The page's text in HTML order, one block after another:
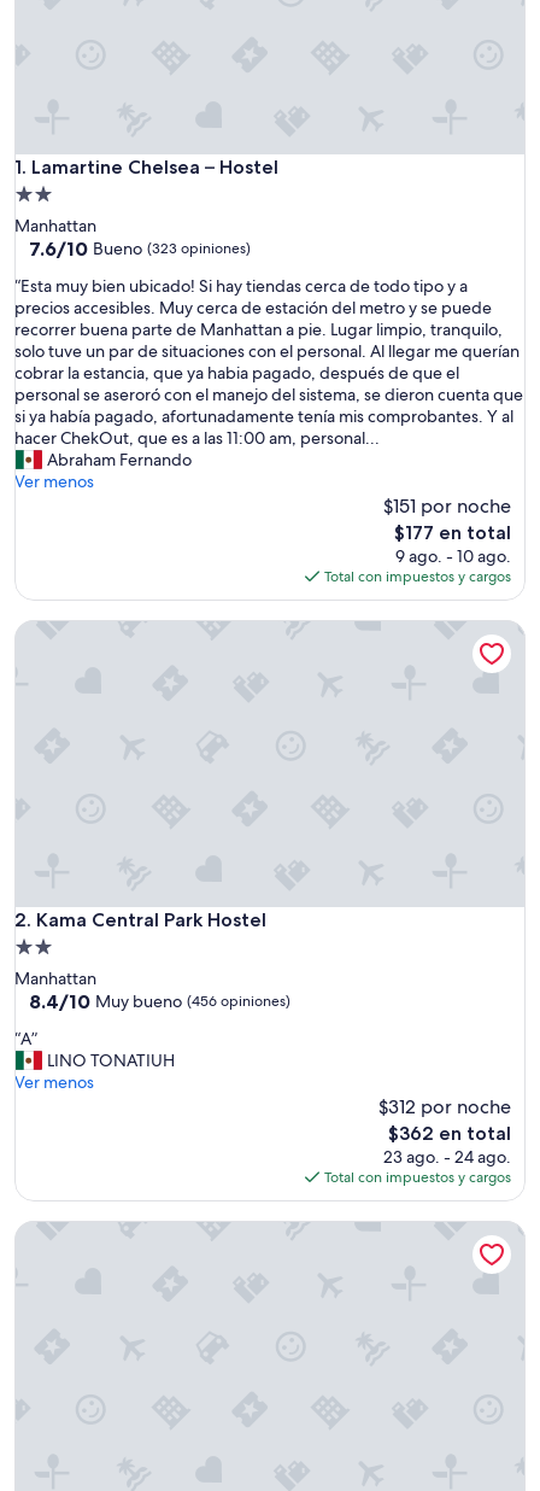
1. Lamartine Chelsea – Hostel
Lamartine Chelsea – Hostel
Propiedad
de
2.0
Manhattan
7.6
10,
Bueno,
(323
opiniones)
7.6/10 Bueno (323 opiniones)
“
E
s
t
a
m
u
y
b
i
i
a
d
s
c
c
a
d
o
i
“Esta muy bien ubicado! Si hay tiendas cerca de todo tipo y a
precios accesibles. Muy cerca de estación del metro y se puede
recorrer buena parte de Manhattan a pie. Lugar limpio, tranquilo,
solo tuve un par de situaciones con el personal. Al llegar me querían
cobrar la estancia, que ya habia pagado, después de que el
personal se aseroró con el manejo del sistema, se dieron cuenta que
si ya había pagado, afortunadamente tenía mis comprobantes. Y al
hacer ChekOut, que es a las 11:00 am, personal...
Abraham Fernando
Ver menos
$151 por noche
El
precio
actual
es
de
$177 en total
9 ago. - 10 ago.
Total con impuestos y cargos
2. Kama Central Park Hostel
Kama Central Park Hostel
Propiedad
de
2.0
Manhattan
8.4
10,
Muy
bueno,
8.4/10 Muy bueno (456 opiniones)
“
A
”
“A”
LINO TONATIUH
Ver menos
$312 por noche
El
precio
actual
es
de
$362 en total
23 ago. - 24 ago.
Total con impuestos y cargos
Kama Central Park Hostel
The Local - Hostel